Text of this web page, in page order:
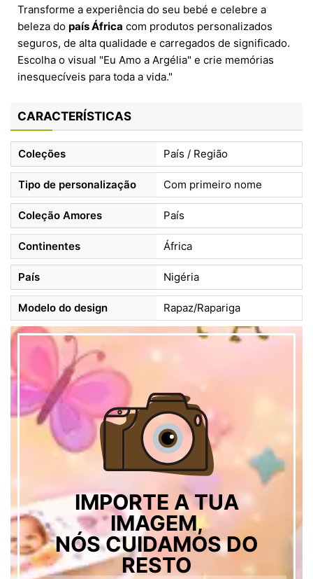
Transforme a experiência do seu bebé e celebre a
beleza do país África com produtos personalizados
seguros, de alta qualidade e carregados de significado.
Escolha o visual "Eu Amo a Argélia" e crie memórias
inesquecíveis para toda a vida."
CARACTERÍSTICAS
Coleções País / Região
Tipo de personalização Com primeiro nome
Coleção Amores País
Continentes África
País Nigéria
Modelo do design Rapaz/Rapariga
IMPORTE A TUA
IMAGEM,
NÓS CUIDAMOS DO
RESTO